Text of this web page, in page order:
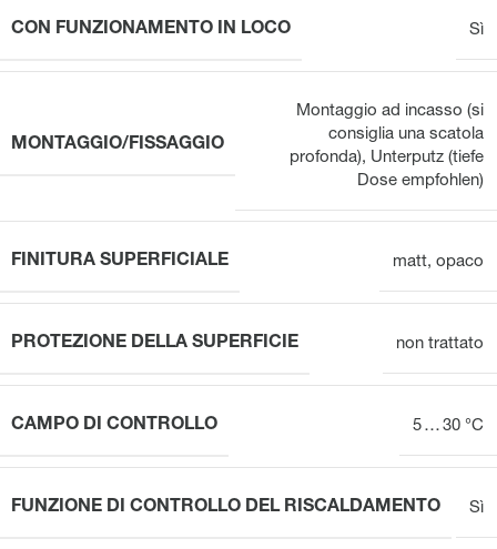
CON FUNZIONAMENTO IN LOCO Sì
MONTAGGIO/FISSAGGIO
Montaggio ad incasso (si
consiglia una scatola
profonda), Unterputz (tiefe
Dose empfohlen)
FINITURA SUPERFICIALE matt, opaco
PROTEZIONE DELLA SUPERFICIE non trattato
CAMPO DI CONTROLLO 5 … 30 °C
FUNZIONE DI CONTROLLO DEL RISCALDAMENTO Sì